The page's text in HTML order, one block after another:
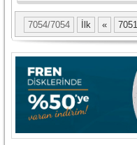
7054/7054 İlk « 7051